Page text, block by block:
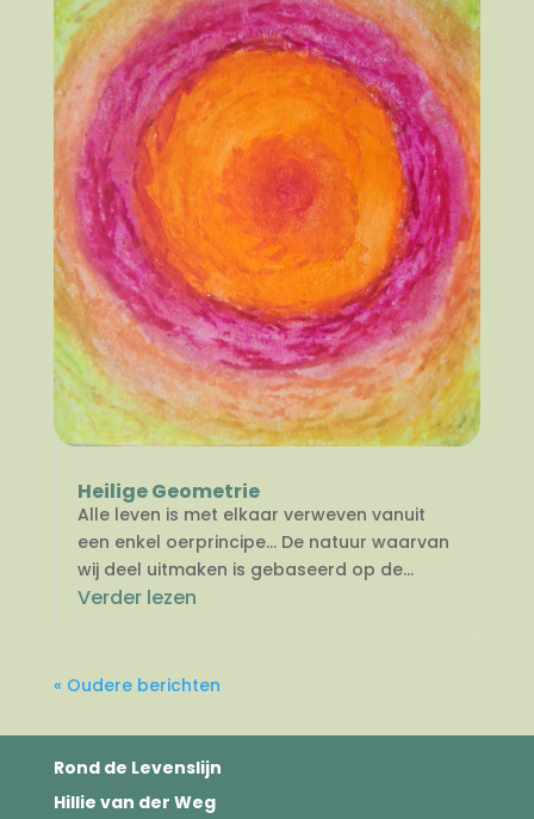
Heilige Geometrie
Alle leven is met elkaar verweven vanuit
een enkel oerprincipe… De natuur waarvan
wij deel uitmaken is gebaseerd op de...
Verder lezen
« Oudere berichten
Rond de Levenslijn
Hillie van der Weg